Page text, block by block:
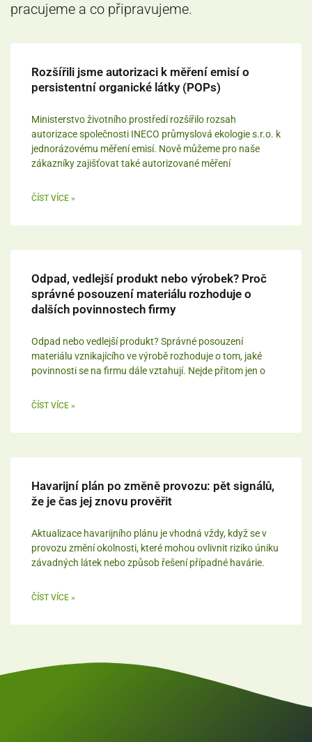
pracujeme a co připravujeme.
Rozšířili jsme autorizaci k měření emisí o
persistentní organické látky (POPs)
Ministerstvo životního prostředí rozšířilo rozsah
autorizace společnosti INECO průmyslová ekologie s.r.o. k
jednorázovému měření emisí. Nově můžeme pro naše
zákazníky zajišťovat také autorizované měření
ČÍST VÍCE »
Odpad, vedlejší produkt nebo výrobek? Proč
správné posouzení materiálu rozhoduje o
dalších povinnostech firmy
Odpad nebo vedlejší produkt? Správné posouzení
materiálu vznikajícího ve výrobě rozhoduje o tom, jaké
povinnosti se na firmu dále vztahují. Nejde přitom jen o
ČÍST VÍCE »
Havarijní plán po změně provozu: pět signálů,
že je čas jej znovu prověřit
Aktualizace havarijního plánu je vhodná vždy, když se v
provozu změní okolnosti, které mohou ovlivnit riziko úniku
závadných látek nebo způsob řešení případné havárie.
ČÍST VÍCE »